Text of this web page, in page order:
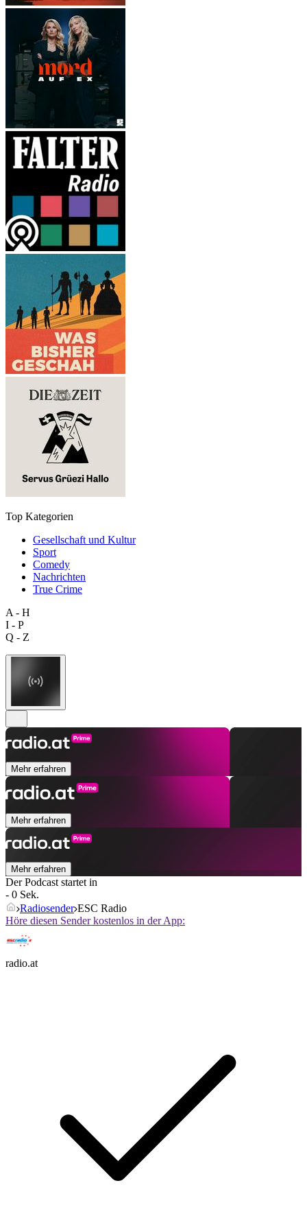
Top Kategorien
Gesellschaft und Kultur
Sport
Comedy
Nachrichten
True Crime
A - H
I - P
Q - Z
Mehr erfahren
Mehr erfahren
Mehr erfahren
Der Podcast startet in
- 0 Sek.
Radiosender ESC Radio
Höre diesen Sender kostenlos in der App:
radio.at